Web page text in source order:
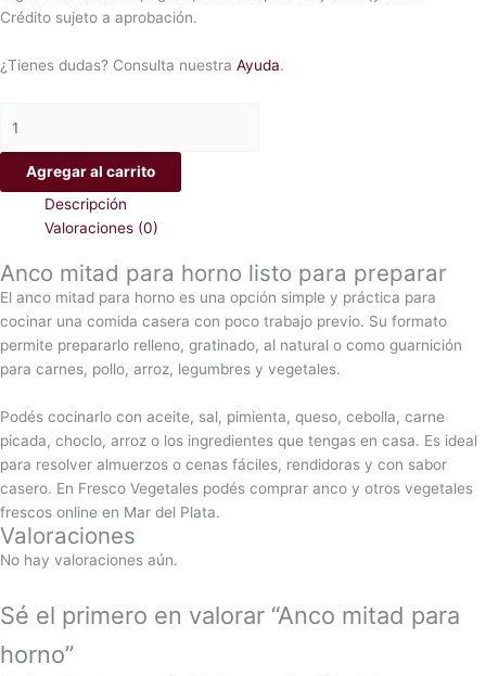
Crédito sujeto a aprobación.
¿Tienes dudas? Consulta nuestra Ayuda.
Agregar al carrito
Descripción
Valoraciones (0)
Anco mitad para horno listo para preparar
El anco mitad para horno es una opción simple y práctica para
cocinar una comida casera con poco trabajo previo. Su formato
permite prepararlo relleno, gratinado, al natural o como guarnición
para carnes, pollo, arroz, legumbres y vegetales.
Podés cocinarlo con aceite, sal, pimienta, queso, cebolla, carne
picada, choclo, arroz o los ingredientes que tengas en casa. Es ideal
para resolver almuerzos o cenas fáciles, rendidoras y con sabor
casero. En Fresco Vegetales podés comprar anco y otros vegetales
frescos online en Mar del Plata.
Valoraciones
No hay valoraciones aún.
Sé el primero en valorar “Anco mitad para
horno”